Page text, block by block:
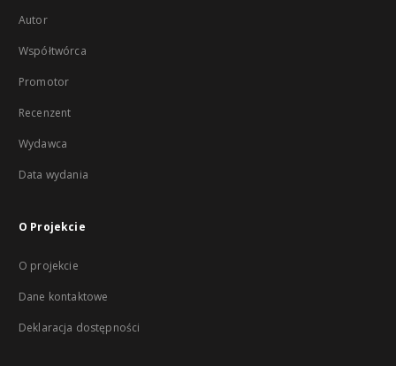
Autor
Współtwórca
Promotor
Recenzent
Wydawca
Data wydania
O Projekcie
O projekcie
Dane kontaktowe
Deklaracja dostępności